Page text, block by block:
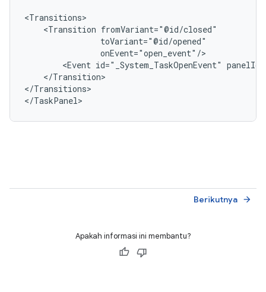
<Transition
<Event id="_System_TaskOpenEvent"
</Transition>
</Transitions>
Berikutnya arrow_forward
Apakah informasi ini membantu?